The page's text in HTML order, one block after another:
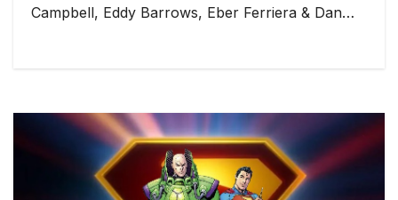
Campbell, Eddy Barrows, Eber Ferriera & Dan…